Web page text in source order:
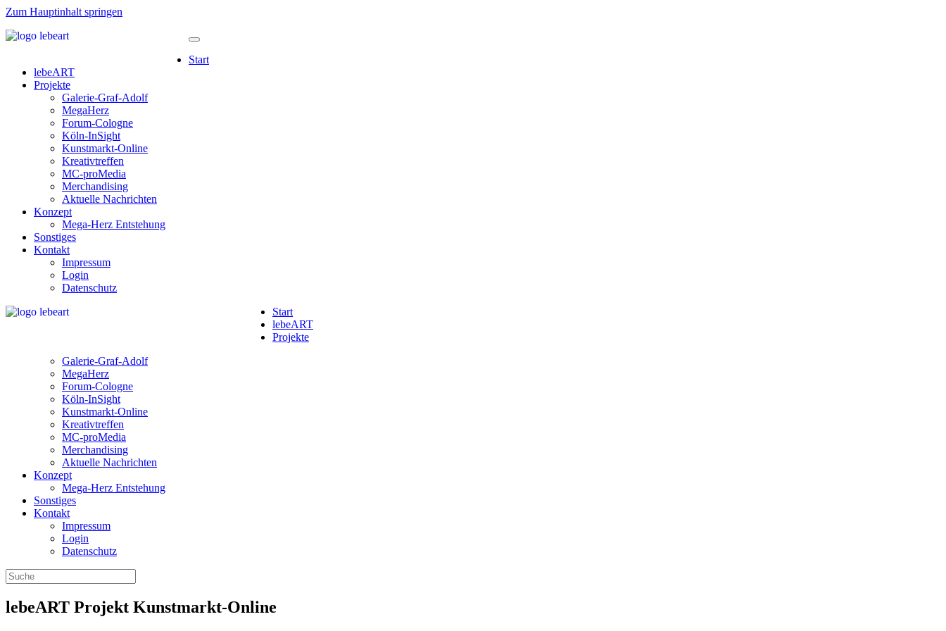
Zum Hauptinhalt springen
Start
lebeART
Projekte
Galerie-Graf-Adolf
MegaHerz
Forum-Cologne
Köln-InSight
Kunstmarkt-Online
Kreativtreffen
MC-proMedia
Merchandising
Aktuelle Nachrichten
Konzept
Mega-Herz Entstehung
Sonstiges
Kontakt
Impressum
Login
Datenschutz
Start
lebeART
Projekte
Galerie-Graf-Adolf
MegaHerz
Forum-Cologne
Köln-InSight
Kunstmarkt-Online
Kreativtreffen
MC-proMedia
Merchandising
Aktuelle Nachrichten
Konzept
Mega-Herz Entstehung
Sonstiges
Kontakt
Impressum
Login
Datenschutz
lebeART Projekt Kunstmarkt-Online